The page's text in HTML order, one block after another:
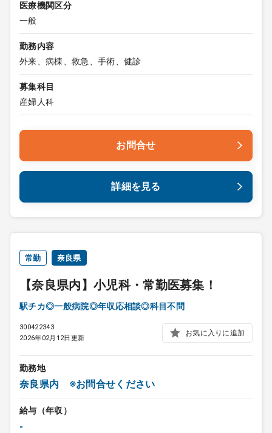
医療機関区分
一般
勤務内容
外来、病棟、救急、手術、健診
募集科目
産婦人科
お問合せ
詳細を見る
常勤 奈良県
【奈良県内】小児科・常勤医募集！
駅チカ◎一般病院◎年収応相談◎科目不問
300422343
2026年02月12日更新
お気に入りに追加
勤務地
奈良県内 ※お問合せください
給与（年収）
-